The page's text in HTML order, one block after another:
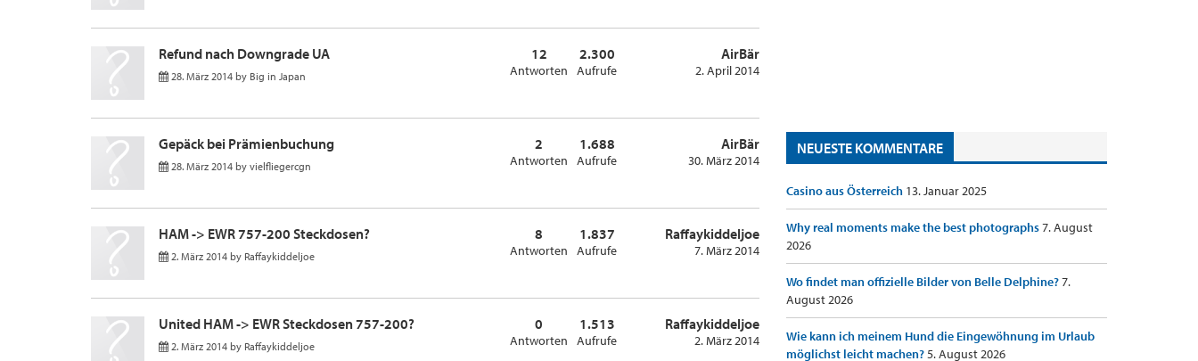
Refund nach Downgrade UA
28. März 2014 by Big in Japan
12
Antworten
2.300
Aufrufe
AirBär
2. April 2014
Gepäck bei Prämienbuchung
28. März 2014 by vielfliegercgn
2
Antworten
1.688
Aufrufe
AirBär
30. März 2014
HAM -> EWR 757-200 Steckdosen?
2. März 2014 by Raffaykiddeljoe
8
Antworten
1.837
Aufrufe
Raffaykiddeljoe
7. März 2014
United HAM -> EWR Steckdosen 757-200?
2. März 2014 by Raffaykiddeljoe
0
Antworten
1.513
Aufrufe
Raffaykiddeljoe
2. März 2014
NEUESTE KOMMENTARE
Casino aus Österreich 13. Januar 2025
Why real moments make the best photographs7. August
2026
Wo findet man offizielle Bilder von Belle Delphine?7.
August 2026
Wie kann ich meinem Hund die Eingewöhnung im Urlaub
möglichst leicht machen?5. August 2026